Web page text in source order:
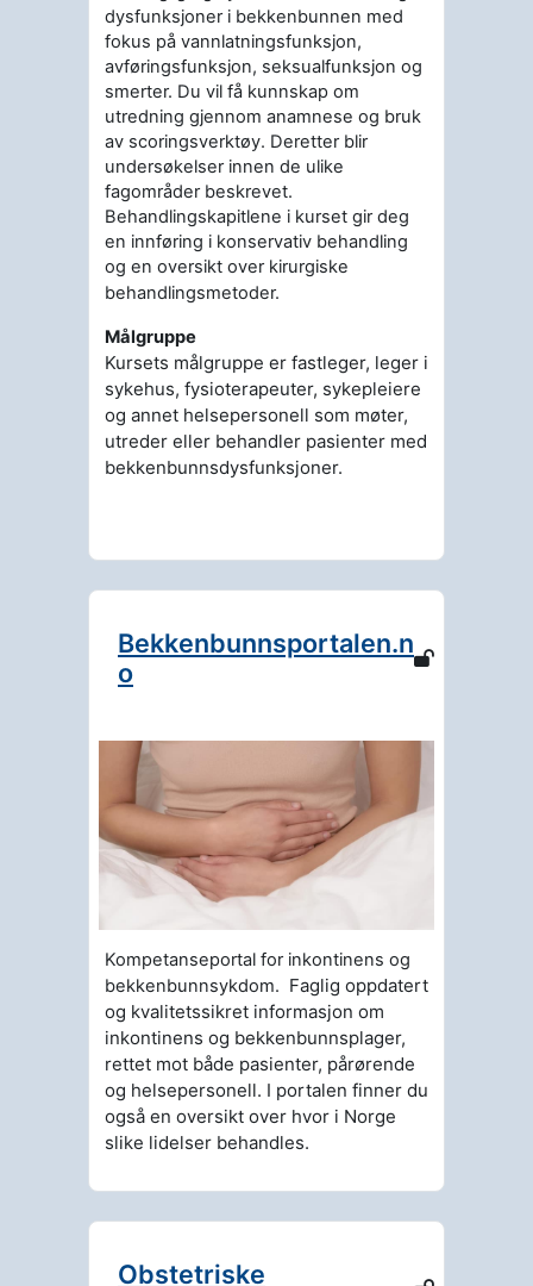
dysfunksjoner i bekkenbunnen med
fokus på vannlatningsfunksjon,
avføringsfunksjon, seksualfunksjon og
smerter. Du vil få kunnskap om
utredning gjennom anamnese og bruk
av scoringsverktøy. Deretter blir
undersøkelser innen de ulike
fagområder beskrevet.
Behandlingskapitlene i kurset gir deg
en innføring i konservativ behandling
og en oversikt over kirurgiske
behandlingsmetoder.
Målgruppe
Kursets målgruppe er fastleger, leger i
sykehus, fysioterapeuter, sykepleiere
og annet helsepersonell som møter,
utreder eller behandler pasienter med
bekkenbunnsdysfunksjoner.
Bekkenbunnsportalen.n
o
Kompetanseportal for inkontinens og
bekkenbunnsykdom. Faglig oppdatert
og kvalitetssikret informasjon om
inkontinens og bekkenbunnsplager,
rettet mot både pasienter, pårørende
og helsepersonell. I portalen finner du
også en oversikt over hvor i Norge
slike lidelser behandles.
Obstetriske